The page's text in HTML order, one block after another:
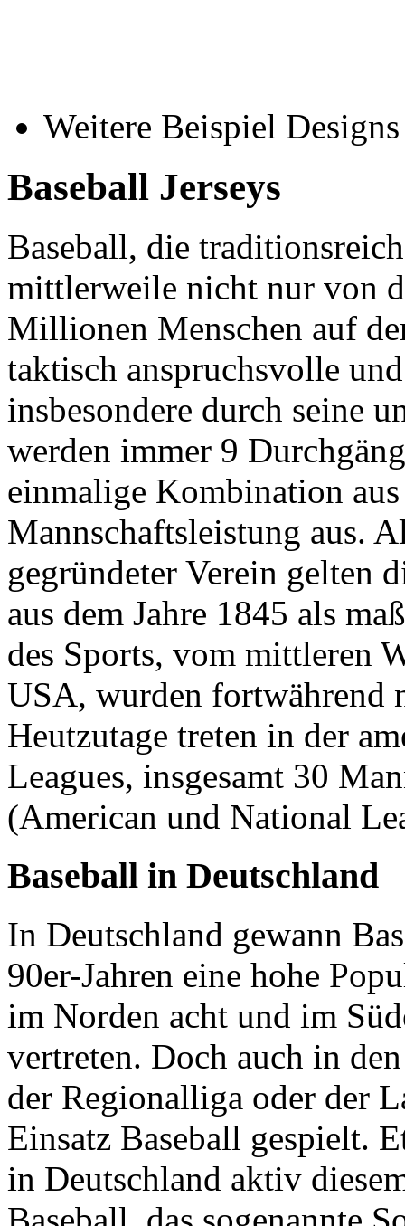
Weitere Beispiel
Baseball Jerseys
Baseball, die
mittlerweile nicht nur von
Millionen Menschen auf
taktisch anspruchsvolle
insbesondere durch seine
werden immer 9
einmalige Kombination
Mannschaftsleistung aus.
gegründeter Verein gelten
aus dem Jahre 1845 als
des Sports, vom mittleren
USA, wurden fortwährend
Heutzutage treten in der
Leagues, insgesamt 30
(American und National
Baseball in Deutschland
In Deutschland gewann
90er-Jahren eine hohe
im Norden acht und im
vertreten. Doch auch in
der Regionalliga oder der
Einsatz Baseball gespielt.
in Deutschland aktiv